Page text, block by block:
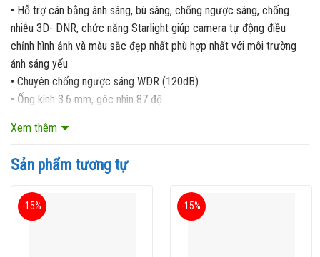
• Hỗ trợ cân bằng ánh sáng, bù sáng, chống ngược sáng, chống
nhiễu 3D- DNR, chức năng Starlight giúp camera tự động điều
chỉnh hình ảnh và màu sắc đẹp nhất phù hợp nhất với môi trường
ánh sáng yếu
• Chuyên chống ngược sáng WDR (120dB)
• Ống kính 3.6 mm, góc nhìn 87 độ
• Hỗ trợ khe cắm thẻ nhớ lên đến 256GB
• Bảo vệ chu vi: Bảo vệ khu vực quan sát, Bảo vệ khu vực giới hạn,
Bảo vệ khu vực nguy hiểm.
(Tripwire, Intrusion, Object Abandoned/Missing, …)
• Chuẩn chống bụi và nước IP67, chống va đập IK10
Xem thêm
Sản phẩm tương tự
-15% -15%